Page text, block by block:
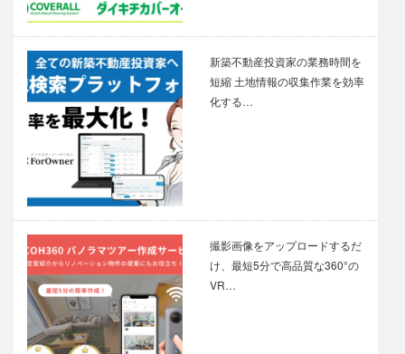
新築不動産投資家の業務時間を
短縮 土地情報の収集作業を効率
化する…
撮影画像をアップロードするだ
け、最短5分で高品質な360°の
VR…